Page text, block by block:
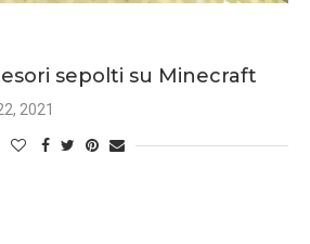
sepolti su Minecraft
2021